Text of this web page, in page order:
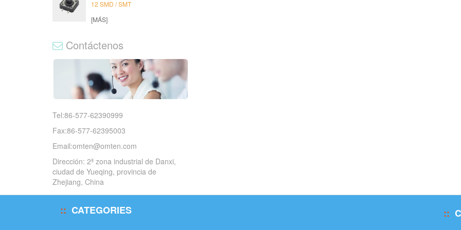
12 SMD / SMT
[MÁS]
Contáctenos
Tel:86-577-62390999
Fax:86-577-62395003
Email:omten@omten.com
Dirección: 2ª zona industrial de Danxi,
ciudad de Yueqing, provincia de
Zhejiang, China
CATEGORIES